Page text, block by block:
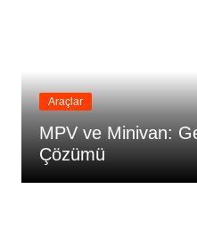
Araçlar
MPV ve Minivan:
Çözümü